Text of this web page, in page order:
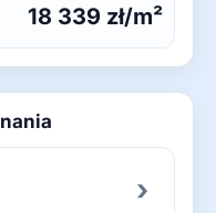
18 339 zł/m²
›